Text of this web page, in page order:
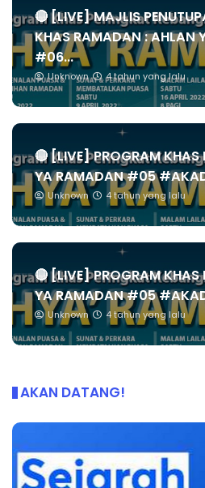
🔴 [LIVE] MAJLIS
KHAS RAMADAN : AHLAN
#06...
Unknown 4 tahun yang lalu
🔴 [LIVE] PROGRAM
YA RAMADAN #05
Unknown 4 tahun yang lalu
🔴 [LIVE] PROGRAM
YA RAMADAN #05
Unknown 4 tahun yang lalu
AKAN DATANG!